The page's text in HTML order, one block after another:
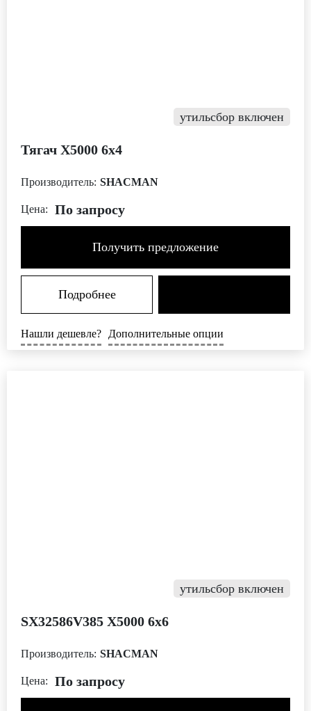
утильсбор включен
Тягач X5000 6х4
Производитель: SHACMAN
Цена: По запросу
Получить предложение
Подробнее
Нашли дешевле? Дополнительные опции
утильсбор включен
SX32586V385 Х5000 6х6
Производитель: SHACMAN
Цена: По запросу